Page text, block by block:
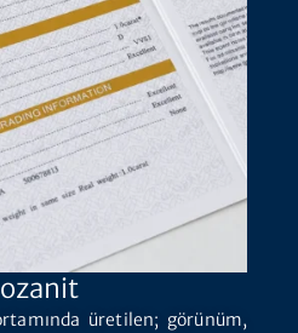
üretilen; görünüm,